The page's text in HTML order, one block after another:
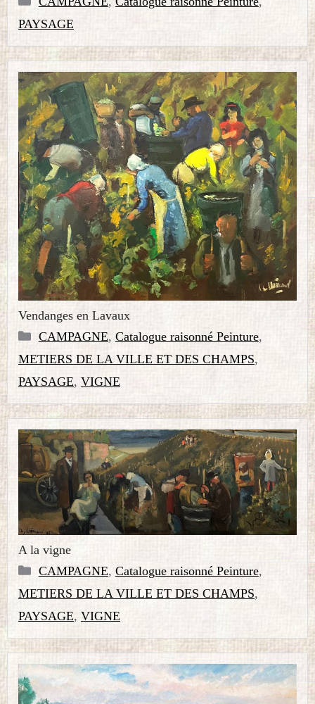
PAYSAGE
Vendanges en Lavaux
Catégories
CAMPAGNE, Catalogue raisonné Peinture,
METIERS DE LA VILLE ET DES CHAMPS,
PAYSAGE, VIGNE
A la vigne
Catégories
CAMPAGNE, Catalogue raisonné Peinture,
METIERS DE LA VILLE ET DES CHAMPS,
PAYSAGE, VIGNE